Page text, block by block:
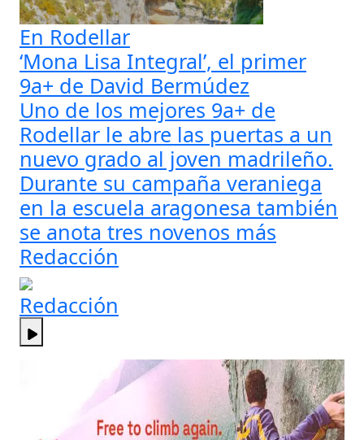
En Rodellar
‘Mona Lisa Integral’, el primer
9a+ de David Bermúdez
Uno de los mejores 9a+ de
Rodellar le abre las puertas a un
nuevo grado al joven madrileño.
Durante su campaña veraniega
en la escuela aragonesa también
se anota tres novenos más
Redacción
Redacción